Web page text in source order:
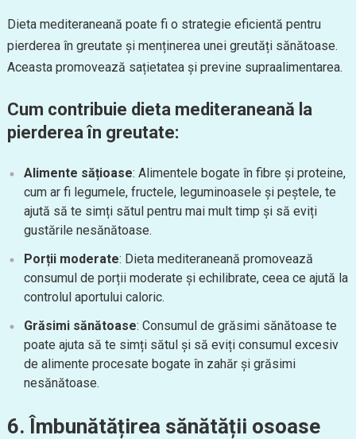
Dieta mediteraneană poate fi o strategie eficientă pentru
pierderea în greutate și menținerea unei greutăți sănătoase.
Aceasta promovează sațietatea și previne supraalimentarea.
Cum contribuie dieta mediteraneană la
pierderea în greutate:
Alimente sățioase: Alimentele bogate în fibre și proteine,
cum ar fi legumele, fructele, leguminoasele și peștele, te
ajută să te simți sătul pentru mai mult timp și să eviți
gustările nesănătoase.
Porții moderate: Dieta mediteraneană promovează
consumul de porții moderate și echilibrate, ceea ce ajută la
controlul aportului caloric.
Grăsimi sănătoase: Consumul de grăsimi sănătoase te
poate ajuta să te simți sătul și să eviți consumul excesiv
de alimente procesate bogate în zahăr și grăsimi
nesănătoase.
6. Îmbunătățirea sănătății osoase